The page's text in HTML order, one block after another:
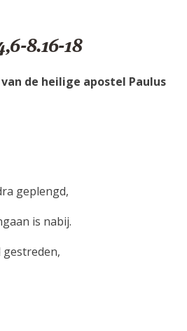
8.16-18
de heilige apostel Paulus
geplengd,
is nabij.
gestreden,